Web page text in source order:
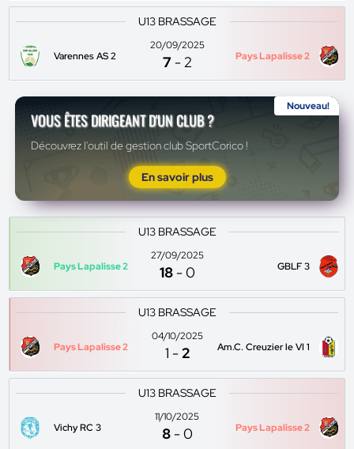
U13 BRASSAGE
Varennes AS 2
20/09/2025
7 -2 Pays Lapalisse 2
Nouveau!
VOUS ÊTES DIRIGEANT D'UN CLUB ?
Découvrez l'outil de gestion club SportCorico !
En savoir plus
U13 BRASSAGE
Pays Lapalisse 2
27/09/2025
18 -0 GBLF 3
U13 BRASSAGE
Pays Lapalisse 2
04/10/2025
1 -2 Am.C. Creuzier le VI 1
U13 BRASSAGE
Vichy RC 3
11/10/2025
8 -0 Pays Lapalisse 2